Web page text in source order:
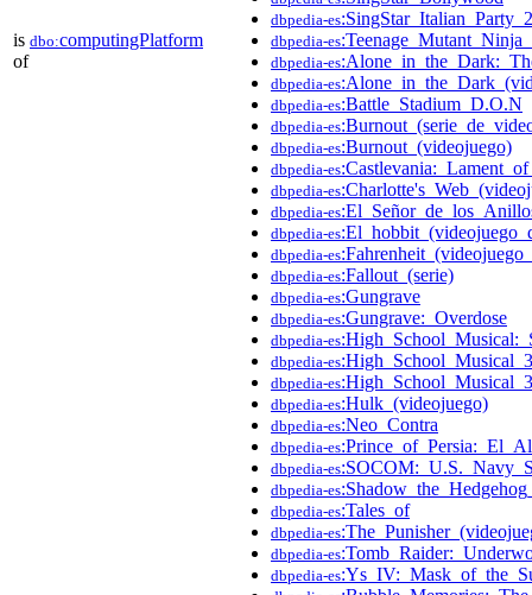
is dbo:computingPlatform
of
dbpedia-es:SingStar_Italian_Party_2
dbpedia-es
dbpedia-es
dbpedia-es
dbpedia-es:Battle_Stadium_D.O.N
dbpedia-es
dbpedia-es:Burnout_(videojuego)
dbpedia-es
dbpedia-es
dbpedia-es
dbpedia-es
dbpedia-es
dbpedia-es:Fallout_(serie)
dbpedia-es:Gungrave
dbpedia-es:Gungrave:_Overdose
dbpedia-es
dbpedia-es
dbpedia-es
dbpedia-es:Hulk_(videojuego)
dbpedia-es:Neo_Contra
dbpedia-es
dbpedia-es
dbpedia-es
dbpedia-es:Tales_of
dbpedia-es
dbpedia-es
dbpedia-es